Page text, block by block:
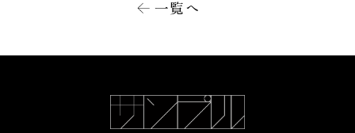
一覧へ